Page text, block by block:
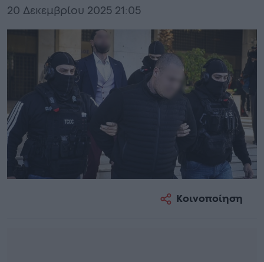
20 Δεκεμβρίου 2025 21:05
Κοινοποίηση